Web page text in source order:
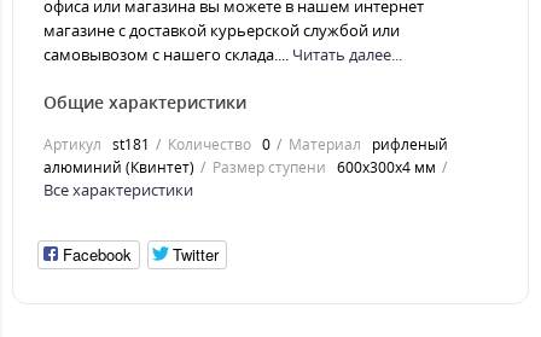
офиса или магазина вы можете в нашем интернет
магазине с доставкой курьерской службой или
самовывозом с нашего склада.... Читать далее...
Общие характеристики
Артикул st181 Количество 0 Материал
рифленый
алюминий (Квинтет)
Размер ступени 600x300x4 мм
Все характеристики
Facebook Twitter